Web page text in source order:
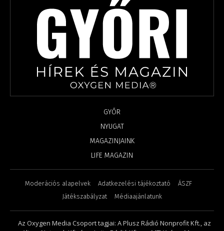
GYŐR
NYUGAT
MAGAZINJAINK
LIFE MAGAZIN
Moderációs alapelvek Adatkezelési tájékoztató
ÁSZF
Játékszabályzat
Médiaajánlatunk
Az Oxygen Media Csoport tagjai: A Plusz Rádió Nonprofit Kft., az